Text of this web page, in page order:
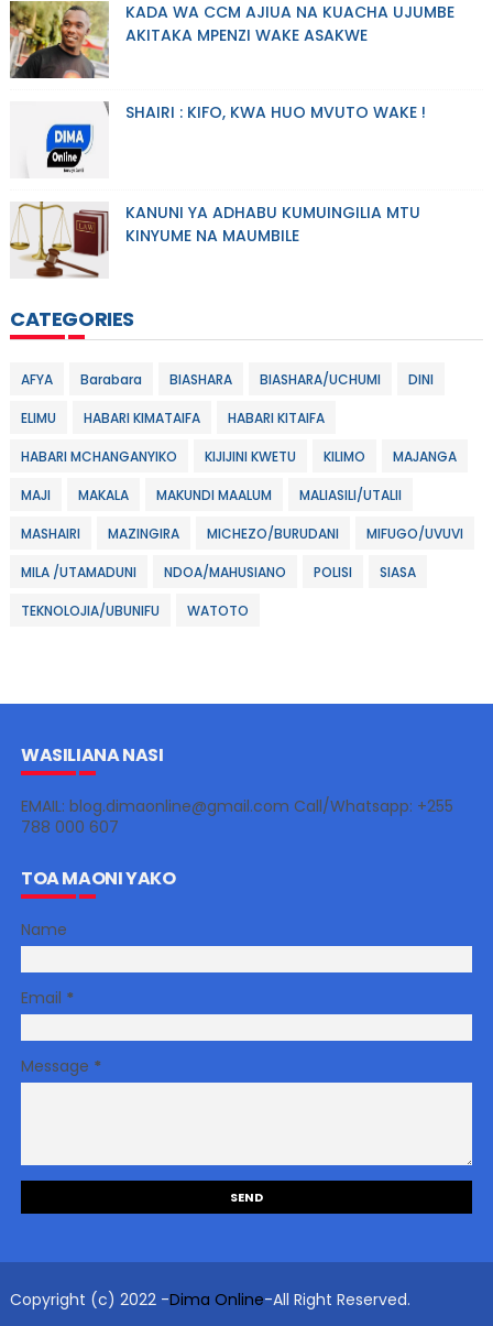
KADA WA CCM AJIUA NA KUACHA UJUMBE
AKITAKA MPENZI WAKE ASAKWE
SHAIRI : KIFO, KWA HUO MVUTO WAKE !
KANUNI YA ADHABU KUMUINGILIA MTU
KINYUME NA MAUMBILE
CATEGORIES
AFYA Barabara BIASHARA BIASHARA/UCHUMI DINI
ELIMU HABARI KIMATAIFA HABARI KITAIFA
HABARI MCHANGANYIKO KIJIJINI KWETU KILIMO MAJANGA
MAJI MAKALA MAKUNDI MAALUM MALIASILI/UTALII
MASHAIRI MAZINGIRA MICHEZO/BURUDANI MIFUGO/UVUVI
MILA /UTAMADUNI NDOA/MAHUSIANO POLISI SIASA
TEKNOLOJIA/UBUNIFU WATOTO
WASILIANA NASI
EMAIL: blog.dimaonline@gmail.com Call/Whatsapp: +255
788 000 607
TOA MAONI YAKO
Name
Email *
Message *
Copyright (c) 2022 -Dima Online-All Right Reserved.